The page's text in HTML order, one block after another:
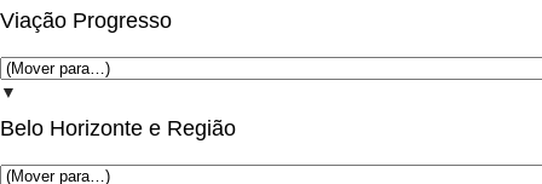
Viação Progresso
▼
Belo Horizonte e Região